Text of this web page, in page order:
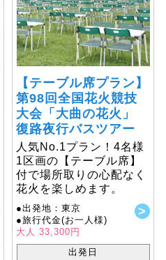
【テーブル席プラン】
第98回全国花火競技
大会「大曲の花火」
復路夜行バスツアー
人気No.1プラン！4名様
1区画の【テーブル席】
付で場所取りの心配なく
花火を楽しめます。
●出発地：東京
●旅行代金(お一人様)
大人 33,300円
出発日